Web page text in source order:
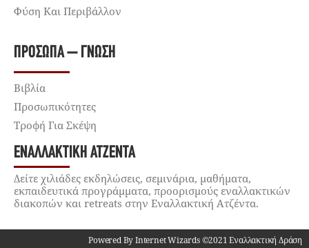
Φύση Και Περιβάλλον
ΠΡΌΣΩΠΑ – ΓΝΏΣΗ
Βιβλία
Προσωπικότητες
Τροφή Για Σκέψη
ΕΝΑΛΛΑΚΤΙΚΉ ΑΤΖΈΝΤΑ
Δείτε χιλιάδες εκδηλώσεις, σεμινάρια, μαθήματα,
εκπαιδευτικά προγράμματα, προορισμούς εναλλακτικών
διακοπών και retreats στην Εναλλακτική Ατζέντα.
Powered By Internet Wizards ©2021 Εναλλακτική Δράση